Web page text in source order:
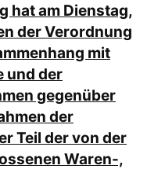
hat am Dienstag,
der Verordnung
mit
und der
gegenüber
der
Teil der von der
Waren-,